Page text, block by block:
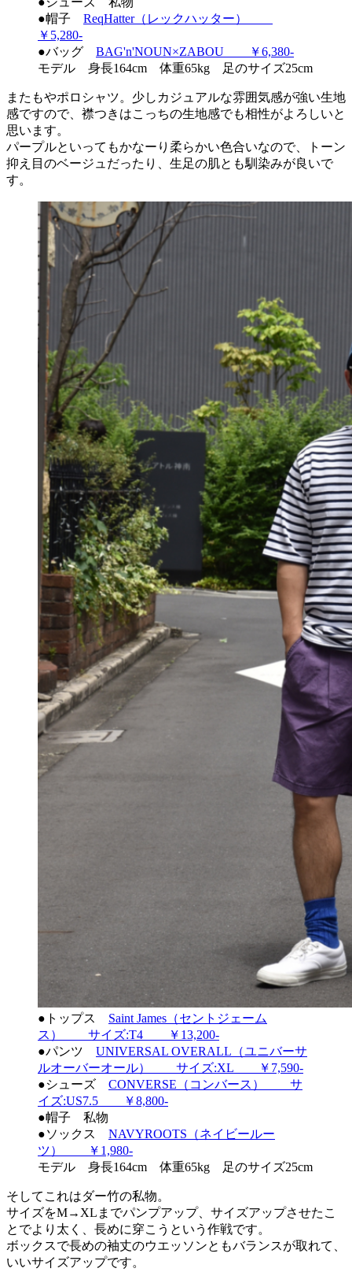
●帽子 ReqHatter（レックハッター）
￥5,280-
●バッグ BAG'n'NOUN×ZABOU ￥6,380-
モデル 身長164cm 体重65kg 足のサイズ25cm
またもやポロシャツ。少しカジュアルな雰囲気感が強い生地
感ですので、襟つきはこっちの生地感でも相性がよろしいと
思います。
パープルといってもかなーり柔らかい色合いなので、トーン
抑え目のベージュだったり、生足の肌とも馴染みが良いで
す。
●トップス Saint James（セントジェーム
ス） サイズ:T4 ￥13,200-
●パンツ UNIVERSAL OVERALL（ユニバーサ
ルオーバーオール） サイズ:XL ￥7,590-
●シューズ CONVERSE（コンバース） サ
イズ:US7.5 ￥8,800-
●帽子 私物
●ソックス NAVYROOTS（ネイビールー
ツ） ￥1,980-
モデル 身長164cm 体重65kg 足のサイズ25cm
そしてこれはダー竹の私物。
サイズをM→XLまでパンプアップ、サイズアップさせたこ
とでより太く、長めに穿こうという作戦です。
ボックスで長めの袖丈のウエッソンともバランスが取れて、
いいサイズアップです。